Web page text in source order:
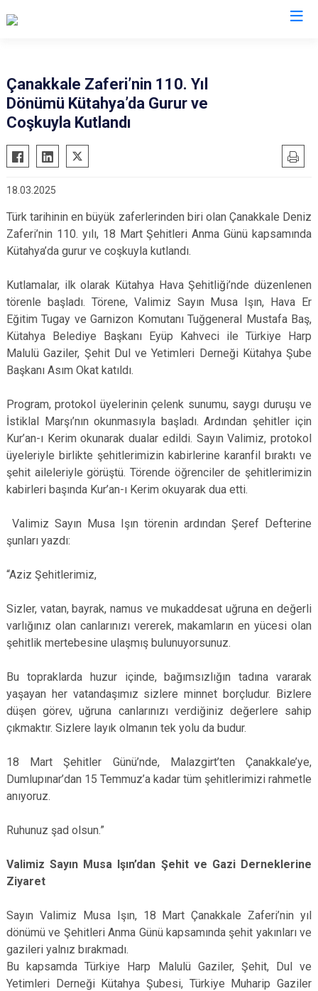
Çanakkale Zaferi’nin 110. Yıl
Dönümü Kütahya’da Gurur ve
Coşkuyla Kutlandı
18.03.2025
Türk tarihinin en büyük zaferlerinden biri olan Çanakkale Deniz
Zaferi’nin 110. yılı, 18 Mart Şehitleri Anma Günü kapsamında
Kütahya’da gurur ve coşkuyla kutlandı.
Kutlamalar, ilk olarak Kütahya Hava Şehitliği’nde düzenlenen
törenle başladı. Törene, Valimiz Sayın Musa Işın, Hava Er
Eğitim Tugay ve Garnizon Komutanı Tuğgeneral Mustafa Baş,
Kütahya Belediye Başkanı Eyüp Kahveci ile Türkiye Harp
Malulü Gaziler, Şehit Dul ve Yetimleri Derneği Kütahya Şube
Başkanı Asım Okat katıldı.
Program, protokol üyelerinin çelenk sunumu, saygı duruşu ve
İstiklal Marşı’nın okunmasıyla başladı. Ardından şehitler için
Kur’an-ı Kerim okunarak dualar edildi. Sayın Valimiz, protokol
üyeleriyle birlikte şehitlerimizin kabirlerine karanfil bıraktı ve
şehit aileleriyle görüştü. Törende öğrenciler de şehitlerimizin
kabirleri başında Kur’an-ı Kerim okuyarak dua etti.
Valimiz Sayın Musa Işın törenin ardından Şeref Defterine
şunları yazdı:
“Aziz Şehitlerimiz,
Sizler, vatan, bayrak, namus ve mukaddesat uğruna en değerli
varlığınız olan canlarınızı vererek, makamların en yücesi olan
şehitlik mertebesine ulaşmış bulunuyorsunuz.
Bu topraklarda huzur içinde, bağımsızlığın tadına vararak
yaşayan her vatandaşımız sizlere minnet borçludur. Bizlere
düşen görev, uğruna canlarınızı verdiğiniz değerlere sahip
çıkmaktır. Sizlere layık olmanın tek yolu da budur.
18 Mart Şehitler Günü’nde, Malazgirt’ten Çanakkale’ye,
Dumlupınar’dan 15 Temmuz’a kadar tüm şehitlerimizi rahmetle
anıyoruz.
Ruhunuz şad olsun.”
Valimiz Sayın Musa Işın’dan Şehit ve Gazi Derneklerine
Ziyaret
Sayın Valimiz Musa Işın, 18 Mart Çanakkale Zaferi’nin yıl
dönümü ve Şehitleri Anma Günü kapsamında şehit yakınları ve
gazileri yalnız bırakmadı.
Bu kapsamda Türkiye Harp Malulü Gaziler, Şehit, Dul ve
Yetimleri Derneği Kütahya Şubesi, Türkiye Muharip Gaziler